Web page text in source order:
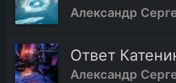
Александр
Ответ
Александр